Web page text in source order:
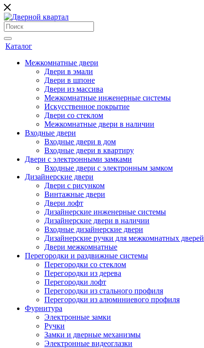
Каталог
Межкомнатные двери
Двери в эмали
Двери в шпоне
Двери из массива
Межкомнатные инженерные системы
Искусственное покрытие
Двери со стеклом
Межкомнатные двери в наличии
Входные двери
Входные двери в дом
Входные двери в квартиру
Двери с электронными замками
Входные двери с электронным замком
Дизайнерские двери
Двери с рисунком
Винтажные двери
Двери лофт
Дизайнерские инженерные системы
Дизайнерские двери в наличии
Входные дизайнерские двери
Дизайнерские ручки для межкомнатных дверей
Двери межкомнатные
Перегородки и раздвижные системы
Перегородки со стеклом
Перегородки из дерева
Перегородки лофт
Перегородки из стального профиля
Перегородки из алюминиевого профиля
Фурнитура
Электронные замки
Ручки
Замки и дверные механизмы
Электронные видеоглазки